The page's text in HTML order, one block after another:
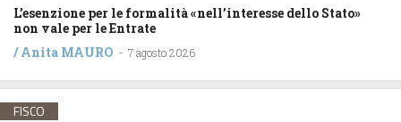
L’esenzione per le formalità «nell’interesse dello Stato»
non vale per le Entrate
/Anita MAURO - 7 agosto 2026
FISCO